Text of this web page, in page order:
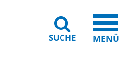
SUCHE MENÜ